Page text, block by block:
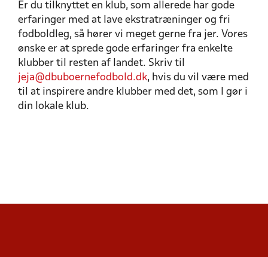
Er du tilknyttet en klub, som allerede har gode
erfaringer med at lave ekstratræninger og fri
fodboldleg, så hører vi meget gerne fra jer. Vores
ønske er at sprede gode erfaringer fra enkelte
klubber til resten af landet. Skriv til
jeja@dbuboernefodbold.dk, hvis du vil være med
til at inspirere andre klubber med det, som I gør i
din lokale klub.